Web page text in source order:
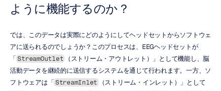
ように機能するのか？
では、このデータは実際にどのようにしてヘッドセットからソフトウェ
アに送られるのでしょうか？このプロセスは、EEGヘッドセットが
「 StreamOutlet（ストリーム・アウトレット）」として機能し、脳
活動データを継続的に送信するシステムを通じて行われます。一方、ソ
フトウェアは「StreamInlet （ストリーム・インレット）」として